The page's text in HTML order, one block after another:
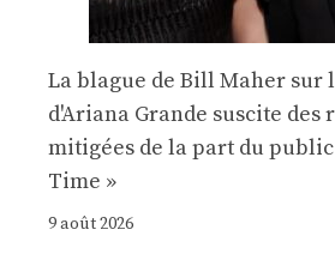
La blague de Bill Maher sur
d'Ariana Grande suscite des
mitigées de la part du public
Time »
9 août 2026